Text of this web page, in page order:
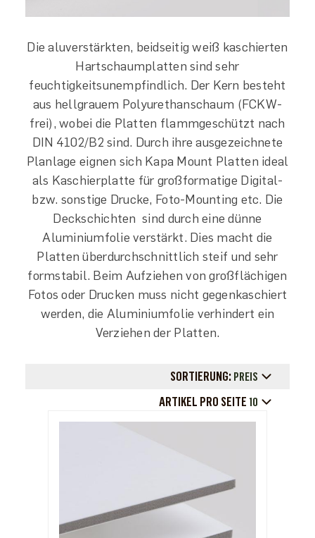
Die aluverstärkten, beidseitig weiß kaschierten
Hartschaumplatten sind sehr
feuchtigkeitsunempfindlich. Der Kern besteht
aus hellgrauem Polyurethanschaum (FCKW-
frei), wobei die Platten flammgeschützt nach
DIN 4102/B2 sind. Durch ihre ausgezeichnete
Planlage eignen sich Kapa Mount Platten ideal
als Kaschierplatte für großformatige Digital-
bzw. sonstige Drucke, Foto-Mounting etc. Die
Deckschichten sind durch eine dünne
Aluminiumfolie verstärkt. Dies macht die
Platten überdurchschnittlich steif und sehr
formstabil. Beim Aufziehen von großflächigen
Fotos oder Drucken muss nicht gegenkaschiert
werden, die Aluminiumfolie verhindert ein
Verziehen der Platten.
SORTIERUNG: PREIS
ARTIKEL PRO SEITE 10